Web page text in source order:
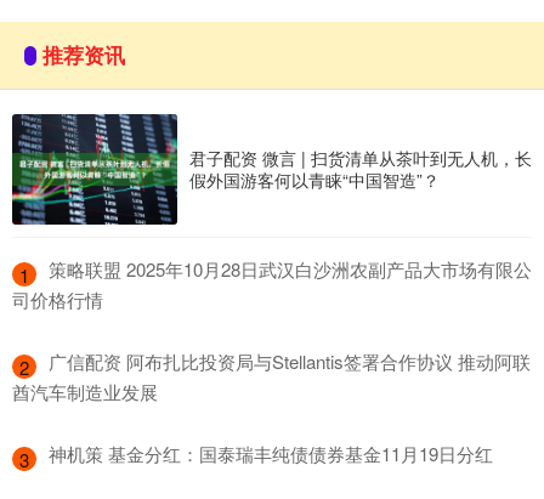
推荐资讯
君子配资 微言 | 扫货清单从茶叶到无人机，长
假外国游客何以青睐“中国智造”？
1
​策略联盟 2025年10月28日武汉白沙洲农副产品大市场有限公
司价格行情
2
​广信配资 阿布扎比投资局与Stellantis签署合作协议 推动阿联
酋汽车制造业发展
3 ​神机策 基金分红：国泰瑞丰纯债债券基金11月19日分红